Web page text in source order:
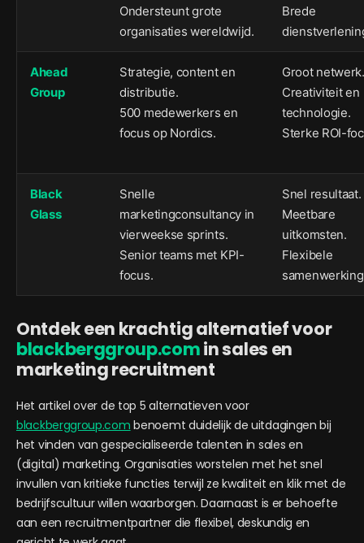
Ondersteunt grote
organisaties wereldwijd.
Brede
Ahead
Group
Strategie, content en
distributie.
500 medewerkers en
focus op Nordics.
Groot netwerk.
Creativiteit en
technologie.
Sterke ROI-
Black
Glass
Snelle
marketingconsultancy in
vierweekse sprints.
Senior teams met KPI-
focus.
Snel resultaat.
Meetbare
uitkomsten.
Flexibele
Ontdek een krachtig alternatief voor
blackberggroup.comin sales en
marketing recruitment
Het artikel over de top 5 alternatieven voor
blackberggroup.com benoemt duidelijk de uitdagingen bij
het vinden van gespecialiseerde talenten in sales en
(digital) marketing. Organisaties worstelen met het snel
invullen van kritieke functies terwijl ze kwaliteit en klik met de
bedrijfscultuur willen waarborgen. Daarnaast is er behoefte
aan een recruitmentpartner die flexibel, deskundig en